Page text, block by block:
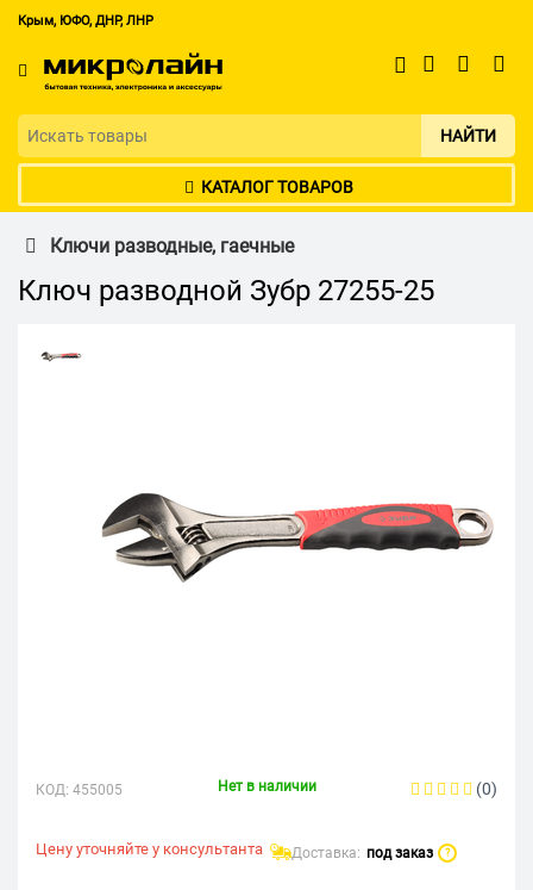
Крым, ЮФО, ДНР, ЛНР
НАЙТИ
КАТАЛОГ ТОВАРОВ
Ключи разводные, гаечные
Ключ разводной Зубр 27255-25
КОД: 455005 Нет в наличии (0)
Цену уточняйте у консультанта Доставка: под заказ ?